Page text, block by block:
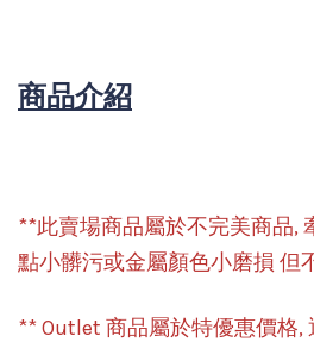
商品介紹
**此賣場商品屬於不完美商品,
點小髒污或金屬顏色小磨損 但
** Outlet 商品屬於特優惠價格,